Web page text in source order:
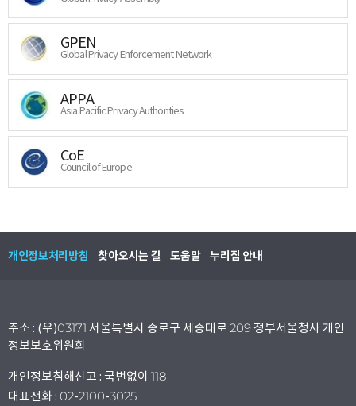
GPEN
Global Privacy Enforcement Network
APPA
Asia Pacific Privacy Authorities
CoE
Council of Europe
개인정보처리방침 찾아오시는 길 도움말 누리집 안내
주소 : (우)03171 서울특별시 종로구 세종대로 209 정부서울청사 개인
정보보호위원회
개인정보침해신고 : 국번없이 118
대표전화 : 02-2100-3025